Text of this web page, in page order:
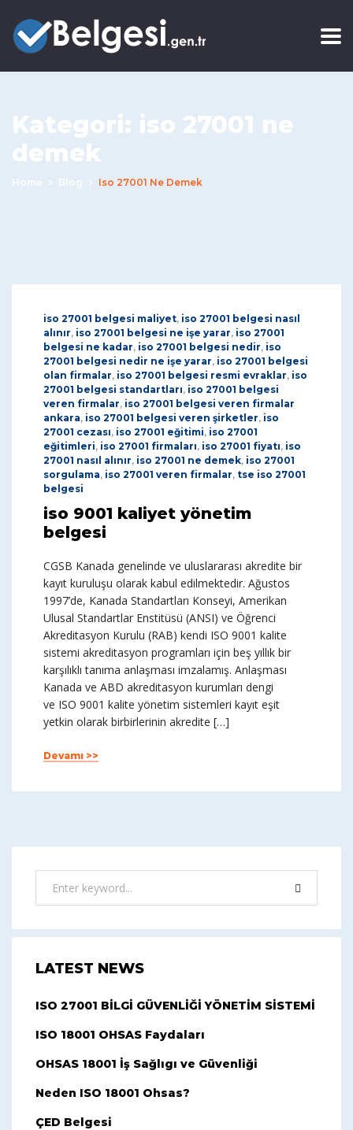
Kategori: iso 27001 ne
demek
Home Blog Iso 27001 Ne Demek
iso 27001 belgesi maliyet, iso 27001 belgesi nasıl
alınır, iso 27001 belgesi ne işe yarar, iso 27001
belgesi ne kadar, iso 27001 belgesi nedir, iso
27001 belgesi nedir ne işe yarar, iso 27001 belgesi
olan firmalar, iso 27001 belgesi resmi evraklar, iso
27001 belgesi standartları, iso 27001 belgesi
veren firmalar, iso 27001 belgesi veren firmalar
ankara, iso 27001 belgesi veren şirketler, iso
27001 cezası, iso 27001 eğitimi, iso 27001
eğitimleri, iso 27001 firmaları, iso 27001 fiyatı, iso
27001 nasıl alınır, iso 27001 ne demek, iso 27001
sorgulama, iso 27001 veren firmalar, tse iso 27001
belgesi
iso 9001 kaliyet yönetim
belgesi
CGSB Kanada genelinde ve uluslararası akredite bir
kayıt kuruluşu olarak kabul edilmektedir. Ağustos
1997’de, Kanada Standartları Konseyi, Amerikan
Ulusal Standartlar Enstitüsü (ANSI) ve Öğrenci
Akreditasyon Kurulu (RAB) kendi ISO 9001 kalite
sistemi akreditasyon programları için beş yıllık bir
karşılıklı tanıma anlaşması imzalamış. Anlaşması
Kanada ve ABD akreditasyon kurumları dengi
ve ISO 9001 kalite yönetim sistemleri kayıt eşit
yetkin olarak birbirlerinin akredite […]
Devamı >>
LATEST NEWS
ISO 27001 BİLGİ GÜVENLİĞİ YÖNETİM SİSTEMİ
ISO 18001 OHSAS Faydaları
OHSAS 18001 İş Sağlıgı ve Güvenliği
Neden ISO 18001 Ohsas?
ÇED Belgesi